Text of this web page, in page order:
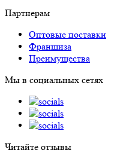
Партнерам
Оптовые поставки
Франшиза
Преимущества
Мы в социальных сетях
Читайте отзывы